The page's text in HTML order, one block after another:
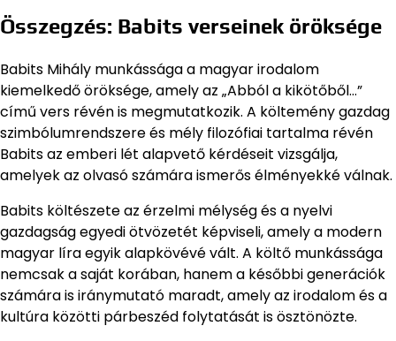
Összegzés: Babits verseinek öröksége
Babits Mihály munkássága a magyar irodalom
kiemelkedő öröksége, amely az „Abból a kikötőből…”
című vers révén is megmutatkozik. A költemény gazdag
szimbólumrendszere és mély filozófiai tartalma révén
Babits az emberi lét alapvető kérdéseit vizsgálja,
amelyek az olvasó számára ismerős élményekké válnak.
Babits költészete az érzelmi mélység és a nyelvi
gazdagság egyedi ötvözetét képviseli, amely a modern
magyar líra egyik alapkövévé vált. A költő munkássága
nemcsak a saját korában, hanem a későbbi generációk
számára is iránymutató maradt, amely az irodalom és a
kultúra közötti párbeszéd folytatását is ösztönözte.